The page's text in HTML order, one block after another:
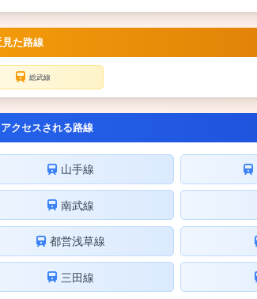
た路線
総武線
クセスされる路線
山手線
南武線
都営浅草線
三田線